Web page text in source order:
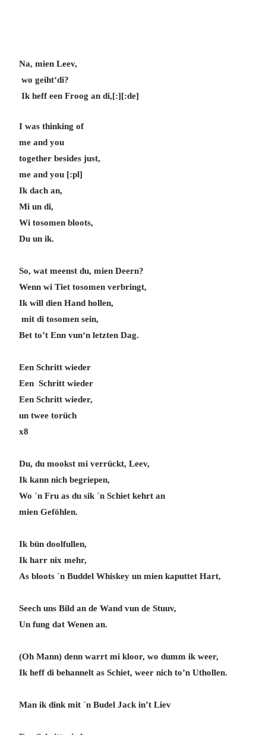
Na, mien Leev,
wo geiht‘di?
Ik heff een Froog an di,[:][:de]
I was thinking of
me and you
together besides just,
me and you [:pl]
Ik dach an,
Mi un di,
Wi tosomen bloots,
Du un ik.
So, wat meenst du, mien Deern?
Wenn wi Tiet tosomen verbringt,
Ik will dien Hand hollen,
mit di tosomen sein,
Bet to’t Enn vun‘n letzten Dag.
Een Schritt wieder
Een Schritt wieder
Een Schritt wieder,
un twee torüch
x8
Du, du mookst mi verrückt, Leev,
Ik kann nich begriepen,
Wo ´n Fru as du sik ´n Schiet kehrt an
mien Geföhlen.
Ik bün doolfullen,
Ik harr nix mehr,
As bloots ´n Buddel Whiskey un mien kaputtet Hart,
Seech uns Bild an de Wand vun de Stuuv,
Un fung dat Wenen an.
(Oh Mann) denn warrt mi kloor, wo dumm ik weer,
Ik heff di behannelt as Schiet, weer nich to’n Uthollen.
Man ik dink mit ´n Budel Jack in’t Liev